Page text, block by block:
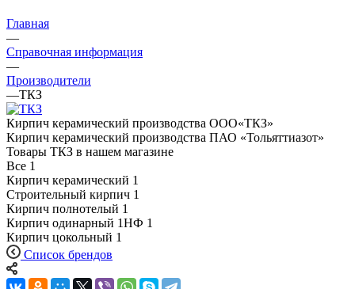
Главная
—
Справочная информация
—
Производители
—ТКЗ
Кирпич керамический производства ООО«ТКЗ»
Кирпич керамический производства ПАО «Тольяттиазот»
Товары ТКЗ в нашем магазине
Все 1
Кирпич керамический 1
Строительный кирпич 1
Кирпич полнотелый 1
Кирпич одинарный 1НФ 1
Кирпич цокольный 1
Список брендов